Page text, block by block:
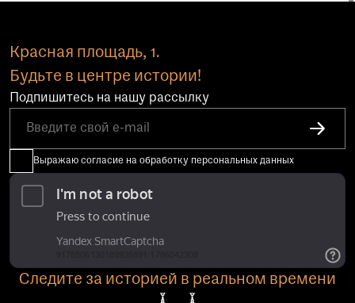
Красная площадь, 1.
Будьте в центре истории!
Подпишитесь на нашу рассылку
Выражаю согласие на обработку персональных данных
Следите за историей в реальном времени